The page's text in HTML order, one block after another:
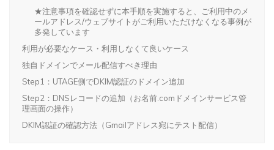
★注意事項を確認せずに本手順を実施すると、ご利用中のメ
ールアドレス/ウェブサイトがご利用いただけなくなる事例が
多発しています
利用が必要なケース・利用しなくて良いケース
独自ドメインでメール配信すべき理由
Step1：UTAGE側でDKIM認証のドメイン追加
Step2：DNSレコードの追加（お名前.comドメインサービス管
理画面の操作）
DKIM認証の確認方法（Gmailアドレス宛にテスト配信）